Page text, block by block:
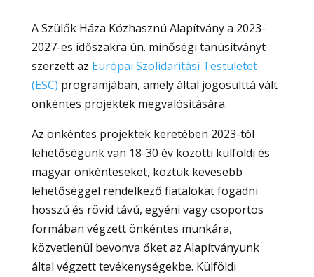
A Szülők Háza Közhasznú Alapítvány a 2023-
2027-es időszakra ún. minőségi tanúsítványt
szerzett az Európai Szolidaritási Testületet
(ESC) programjában, amely által jogosulttá vált
önkéntes projektek megvalósítására.
Az önkéntes projektek keretében 2023-tól
lehetőségünk van 18-30 év közötti külföldi és
magyar önkénteseket, köztük kevesebb
lehetőséggel rendelkező fiatalokat fogadni
hosszú és rövid távú, egyéni vagy csoportos
formában végzett önkéntes munkára,
közvetlenül bevonva őket az Alapítványunk
által végzett tevékenységekbe. Külföldi